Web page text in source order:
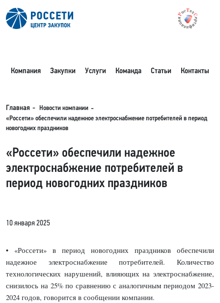
Компания Закупки Услуги Команда Статьи Контакты
Главная
Новости компании
«Россети» обеспечили надежное электроснабжение потребителей в период
новогодних праздников
«Россети» обеспечили надежное
электроснабжение потребителей в
период новогодних праздников
10 января 2025
• «Россети» в период новогодних праздников обеспечили
надежное электроснабжение потребителей. Количество
технологических нарушений, влияющих на электроснабжение,
снизилось на 25% по сравнению с аналогичным периодом 2023-
2024 годов, говорится в сообщении компании.